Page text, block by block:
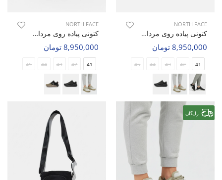
NORTH FACE
کتونی پیاده روی مردانه نورث فیس Wave Walk M
8,950,000 تومان
41
42
43
44
45
NORTH FACE
کتونی پیاده روی مردانه نورث فیس Wave Walk M
8,950,000 تومان
41
42
43
44
45
رایگان